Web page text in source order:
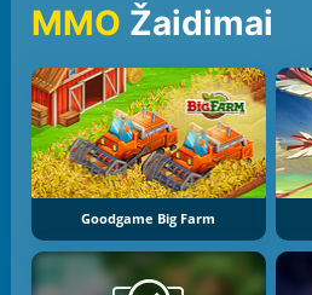
MMO Žaidimai
Goodgame Big Farm